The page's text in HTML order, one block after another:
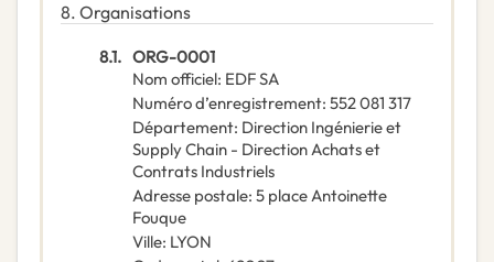
8. Organisations
8.1. ORG-0001
Nom officiel: EDF SA
Numéro d’enregistrement: 552 081 317
Département: Direction Ingénierie et
Supply Chain - Direction Achats et
Contrats Industriels
Adresse postale: 5 place Antoinette
Fouque
Ville: LYON